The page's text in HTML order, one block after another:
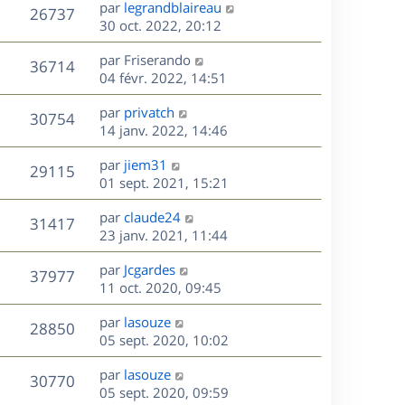
n
i
e
r
m
e
s
s
a
g
e
26737V
u
D
e
r
n
i
e
r
m
e
s
s
a
g
e
par legrandblaireau
30 oct. 2022, 20:12
36714V
u
D
e
r
n
i
e
r
m
e
s
s
a
g
e
par Friserando
04 févr. 2022, 14:51
30754V
u
s
D
e
r
n
i
e
r
m
e
s
s
a
g
e
par privatch
14 janv. 2022, 14:46
29115V
u
s
D
e
r
n
i
e
r
m
e
s
s
a
g
e
par jiem31
01 sept. 2021, 15:21
31417V
u
s
D
e
r
n
i
e
r
m
e
s
s
par claude24
23 janv. 2021, 11:44
37977V
u
s
D
e
r
n
i
e
r
m
par Jcgardes
11 oct. 2020, 09:45
28850V
u
D
e
r
n
i
par lasouze
05 sept. 2020, 10:02
30770V
D
e
par lasouze
05 sept. 2020, 09:59